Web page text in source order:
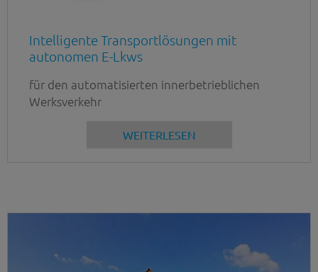
Intelligente Transportlösungen mit
autonomen E-Lkws
für den automatisierten innerbetrieblichen
Werksverkehr
WEITERLESEN